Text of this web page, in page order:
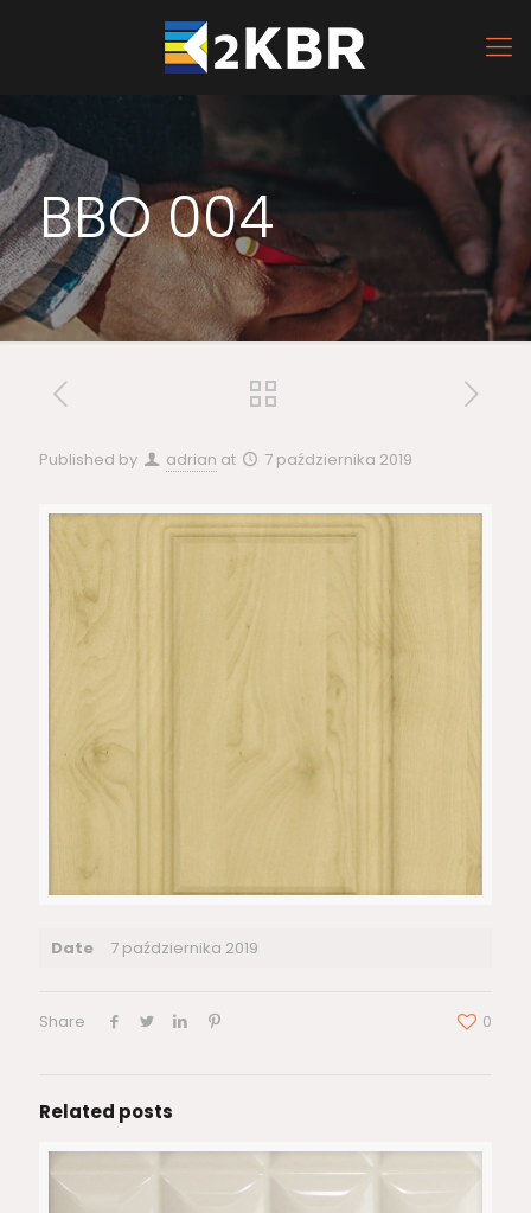
BBO 004
Published by adrian at 7 października 2019
Date 7 października 2019
Share 0
Related posts